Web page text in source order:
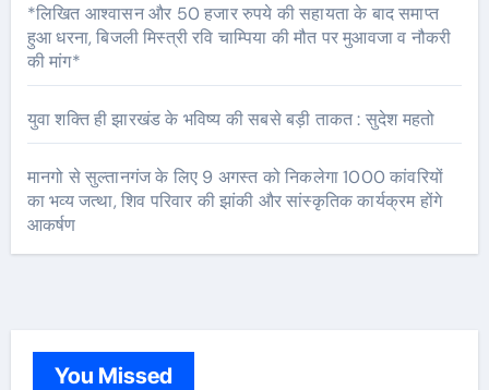
*लिखित आश्वासन और 50 हजार रुपये की सहायता के बाद समाप्त
हुआ धरना, बिजली मिस्त्री रवि चाम्पिया की मौत पर मुआवजा व नौकरी
की मांग*
युवा शक्ति ही झारखंड के भविष्य की सबसे बड़ी ताकत : सुदेश महतो
मानगो से सुल्तानगंज के लिए 9 अगस्त को निकलेगा 1000 कांवरियों
का भव्य जत्था, शिव परिवार की झांकी और सांस्कृतिक कार्यक्रम होंगे
आकर्षण
You Missed